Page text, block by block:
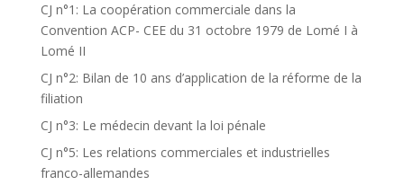
CJ n°1: La coopération commerciale dans la
Convention ACP- CEE du 31 octobre 1979 de Lomé I à
Lomé II
CJ n°2: Bilan de 10 ans d’application de la réforme de la
filiation
CJ n°3: Le médecin devant la loi pénale
CJ n°5: Les relations commerciales et industrielles
franco-allemandes